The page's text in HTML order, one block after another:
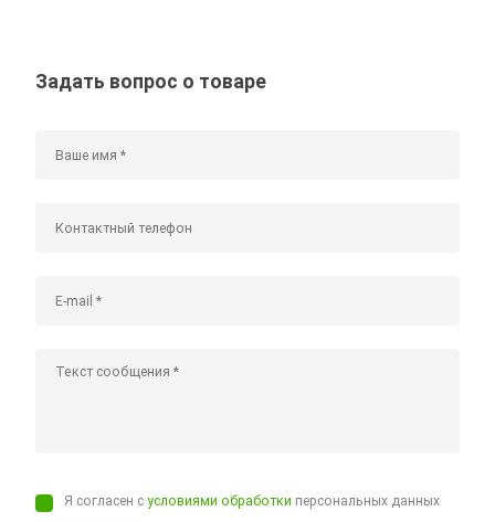
Задать вопрос о товаре
Я согласен сусловиями обработки персональных данных